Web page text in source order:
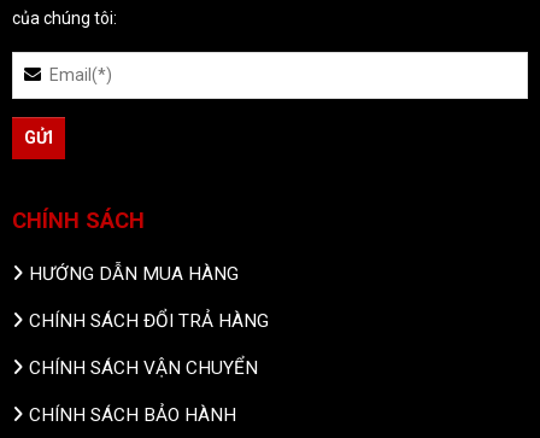
của chúng tôi:
CHÍNH SÁCH
HƯỚNG DẪN MUA HÀNG
CHÍNH SÁCH ĐỔI TRẢ HÀNG
CHÍNH SÁCH VẬN CHUYỂN
CHÍNH SÁCH BẢO HÀNH